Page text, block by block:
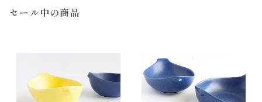
セール中の商品